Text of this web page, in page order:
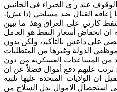
إعاقة القتال ضد مسلحي (داعش)،
كارثي على العراق وهذا ما يبين
ان انخفاض أسعار النفط هو العامل
على داعش بالتأكيد، ولكن بدون
من المساعدات العسكرية من دون
ترتب عليهم دفع أموال فضلاً عن ان
ان الولايات المتحدة عليها تلبية
استحصال الاموال بدل السلاح من